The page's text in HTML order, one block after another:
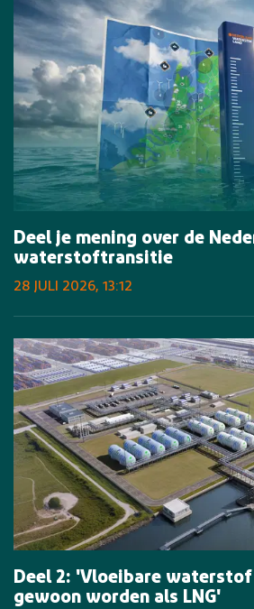
Deel je mening over de
waterstoftransitie
28 JULI 2026, 13:12
Deel 2: 'Vloeibare
gewoon worden als LNG'